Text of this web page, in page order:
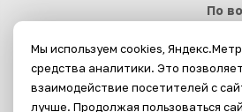
По
+7
Мы используем cookies,
средства аналитики. Это
взаимодействие посетителей с
лучше. Продолжая пользоваться